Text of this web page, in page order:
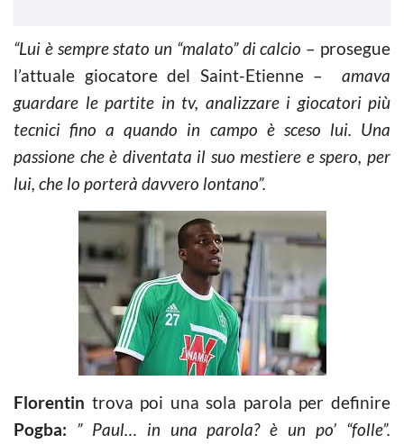
“Lui è sempre stato un “malato” di calcio – prosegue
l’attuale giocatore del Saint-Etienne – amava
guardare le partite in tv, analizzare i giocatori più
tecnici fino a quando in campo è sceso lui. Una
passione che è diventata il suo mestiere e spero, per
lui, che lo porterà davvero lontano”.
Florentin trova poi una sola parola per definire
Pogba: ” Paul… in una parola? è un po’ “folle”.